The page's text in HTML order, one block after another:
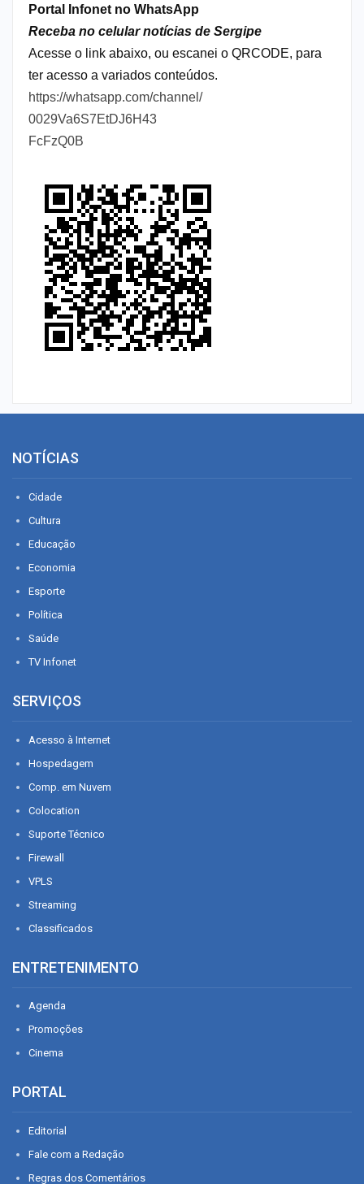
Portal Infonet no WhatsApp
Receba no celular notícias de Sergipe
Acesse o link abaixo, ou escanei o QRCODE, para
ter acesso a variados conteúdos.
https://whatsapp.com/channel/
0029Va6S7EtDJ6H43
FcFzQ0B
NOTÍCIAS
Cidade
Cultura
Educação
Economia
Esporte
Política
Saúde
TV Infonet
SERVIÇOS
Acesso à Internet
Hospedagem
Comp. em Nuvem
Colocation
Suporte Técnico
Firewall
VPLS
Streaming
Classificados
ENTRETENIMENTO
Agenda
Promoções
Cinema
PORTAL
Editorial
Fale com a Redação
Regras dos Comentários